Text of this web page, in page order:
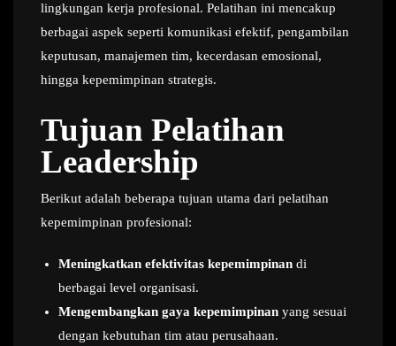
lingkungan kerja profesional. Pelatihan ini mencakup
berbagai aspek seperti komunikasi efektif, pengambilan
keputusan, manajemen tim, kecerdasan emosional,
hingga kepemimpinan strategis.
Tujuan Pelatihan
Leadership
Berikut adalah beberapa tujuan utama dari pelatihan
kepemimpinan profesional:
Meningkatkan efektivitas kepemimpinan di
berbagai level organisasi.
Mengembangkan gaya kepemimpinan yang sesuai
dengan kebutuhan tim atau perusahaan.